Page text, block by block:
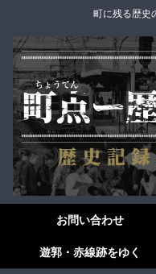
町に残る歴史
お問い合わせ
遊郭・赤線跡をゆく